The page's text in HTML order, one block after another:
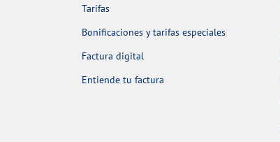
Tarifas
Bonificaciones y tarifas especiales
Factura digital
Entiende tu factura